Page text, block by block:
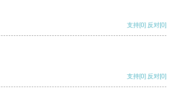
支持[0] 反对[0]
支持[0] 反对[0]